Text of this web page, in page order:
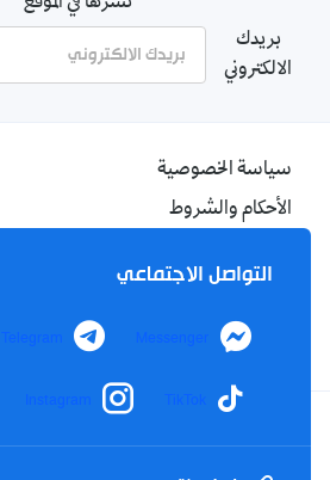
بريدك
الالكتروني
سياسة الخصوصية
الأحكام والشروط
اتصل بنا
من نحن
Facebook
YouTube
التواصل الاجتماعي
Messenger
Telegram
TikTok
Instagram